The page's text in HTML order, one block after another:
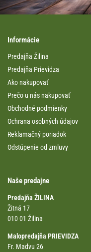
Informácie
Predajňa Žilina
Predajňa Prievidza
Ako nakupovať
Prečo u nás nakupovať
Obchodné podmienky
Ochrana osobných údajov
Reklamačný poriadok
Odstúpenie od zmluvy
Naše predajne
Predajňa ŽILINA
Žitná 17
010 01 Žilina
Malopredajňa PRIEVIDZA
Fr. Madvu 26